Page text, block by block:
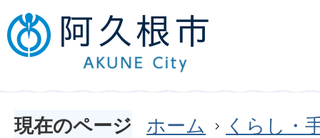
現在のページ ホーム くらし・